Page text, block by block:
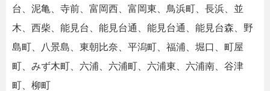
台、泥亀、寺前、富岡西、富岡東、鳥浜町、長浜、並
木、西柴、能見台、能見台通、能見台通、能見台森、野
島町、八景島、東朝比奈、平潟町、福浦、堀口、町屋
町、みず木町、六浦、六浦町、六浦東、六浦南、谷津
町、柳町